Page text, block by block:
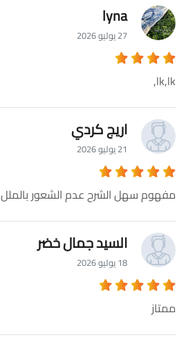
lyna
27 يوليو 2026
lk,lk,
اريج كردي
21 يوليو 2026
مفهوم سهل الشرح عدم الشعور بالملل
السيد جمال خضر
18 يوليو 2026
ممتاز